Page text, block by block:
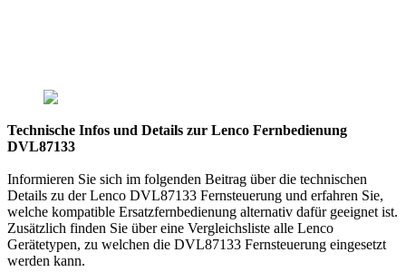
Technische Infos und Details zur Lenco Fernbedienung
DVL87133
Informieren Sie sich im folgenden Beitrag über die technischen
Details zu der Lenco DVL87133 Fernsteuerung und erfahren Sie,
welche kompatible Ersatzfernbedienung alternativ dafür geeignet ist.
Zusätzlich finden Sie über eine Vergleichsliste alle Lenco
Gerätetypen, zu welchen die DVL87133 Fernsteuerung eingesetzt
werden kann.